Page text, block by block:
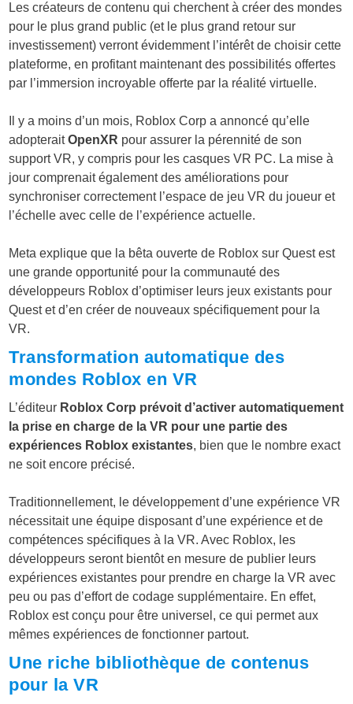
Les créateurs de contenu qui cherchent à créer des mondes
pour le plus grand public (et le plus grand retour sur
investissement) verront évidemment l’intérêt de choisir cette
plateforme, en profitant maintenant des possibilités offertes
par l’immersion incroyable offerte par la réalité virtuelle.
Il y a moins d’un mois, Roblox Corp a annoncé qu’elle
adopteraitOpenXR pour assurer la pérennité de son
support VR, y compris pour les casques VR PC. La mise à
jour comprenait également des améliorations pour
synchroniser correctement l’espace de jeu VR du joueur et
l’échelle avec celle de l’expérience actuelle.
Meta explique que la bêta ouverte de Roblox sur Quest est
une grande opportunité pour la communauté des
développeurs Roblox d’optimiser leurs jeux existants pour
Quest et d’en créer de nouveaux spécifiquement pour la
VR.
Transformation automatique des
mondes Roblox en VR
L’éditeur Roblox Corp prévoit d’activer automatiquement
la prise en charge de la VR pour une partie des
expériences Roblox existantes, bien que le nombre exact
ne soit encore précisé.
Traditionnellement, le développement d’une expérience VR
nécessitait une équipe disposant d’une expérience et de
compétences spécifiques à la VR. Avec Roblox, les
développeurs seront bientôt en mesure de publier leurs
expériences existantes pour prendre en charge la VR avec
peu ou pas d’effort de codage supplémentaire. En effet,
Roblox est conçu pour être universel, ce qui permet aux
mêmes expériences de fonctionner partout.
Une riche bibliothèque de contenus
pour la VR